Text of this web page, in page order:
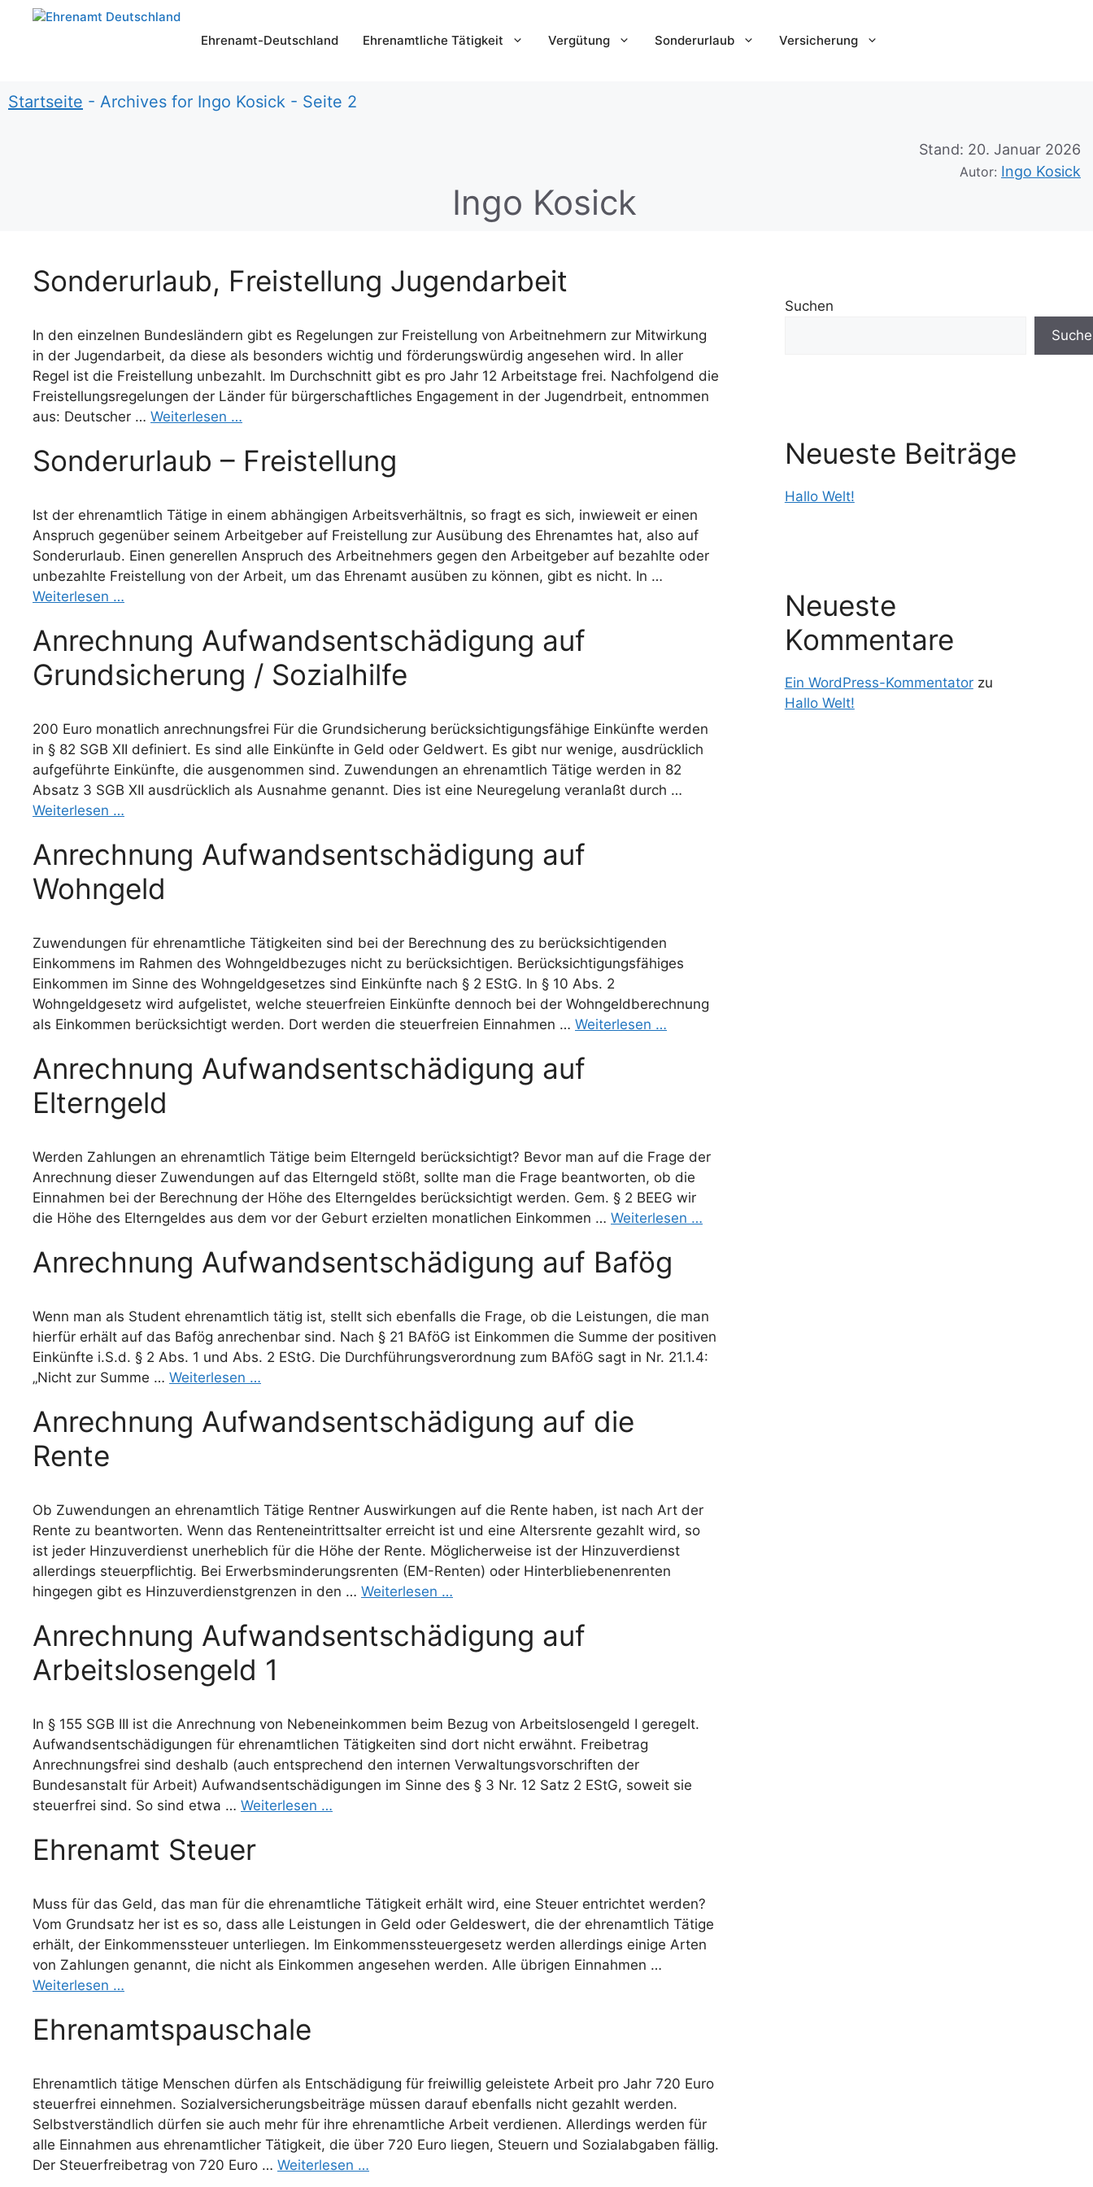
Ehrenamt-Deutschland Ehrenamtliche Tätigkeit Vergütung Sonderurlaub Versicherung
Startseite - Archives for Ingo Kosick - Seite 2
Stand: 20. Januar 2026
Autor: Ingo Kosick
Ingo Kosick
Sonderurlaub, Freistellung Jugendarbeit
In den einzelnen Bundesländern gibt es Regelungen zur Freistellung von Arbeitnehmern zur Mitwirkung
in der Jugendarbeit, da diese als besonders wichtig und förderungswürdig angesehen wird. In aller
Regel ist die Freistellung unbezahlt. Im Durchschnitt gibt es pro Jahr 12 Arbeitstage frei. Nachfolgend die
Freistellungsregelungen der Länder für bürgerschaftliches Engagement in der Jugendrbeit, entnommen
aus: Deutscher … Weiterlesen …
Sonderurlaub – Freistellung
Ist der ehrenamtlich Tätige in einem abhängigen Arbeitsverhältnis, so fragt es sich, inwieweit er einen
Anspruch gegenüber seinem Arbeitgeber auf Freistellung zur Ausübung des Ehrenamtes hat, also auf
Sonderurlaub. Einen generellen Anspruch des Arbeitnehmers gegen den Arbeitgeber auf bezahlte oder
unbezahlte Freistellung von der Arbeit, um das Ehrenamt ausüben zu können, gibt es nicht. In …
Weiterlesen …
Anrechnung Aufwandsentschädigung auf
Grundsicherung / Sozialhilfe
200 Euro monatlich anrechnungsfrei Für die Grundsicherung berücksichtigungsfähige Einkünfte werden
in § 82 SGB XII definiert. Es sind alle Einkünfte in Geld oder Geldwert. Es gibt nur wenige, ausdrücklich
aufgeführte Einkünfte, die ausgenommen sind. Zuwendungen an ehrenamtlich Tätige werden in 82
Absatz 3 SGB XII ausdrücklich als Ausnahme genannt. Dies ist eine Neuregelung veranlaßt durch …
Weiterlesen …
Anrechnung Aufwandsentschädigung auf
Wohngeld
Zuwendungen für ehrenamtliche Tätigkeiten sind bei der Berechnung des zu berücksichtigenden
Einkommens im Rahmen des Wohngeldbezuges nicht zu berücksichtigen. Berücksichtigungsfähiges
Einkommen im Sinne des Wohngeldgesetzes sind Einkünfte nach § 2 EStG. In § 10 Abs. 2
Wohngeldgesetz wird aufgelistet, welche steuerfreien Einkünfte dennoch bei der Wohngeldberechnung
als Einkommen berücksichtigt werden. Dort werden die steuerfreien Einnahmen … Weiterlesen …
Anrechnung Aufwandsentschädigung auf
Elterngeld
Werden Zahlungen an ehrenamtlich Tätige beim Elterngeld berücksichtigt? Bevor man auf die Frage der
Anrechnung dieser Zuwendungen auf das Elterngeld stößt, sollte man die Frage beantworten, ob die
Einnahmen bei der Berechnung der Höhe des Elterngeldes berücksichtigt werden. Gem. § 2 BEEG wir
die Höhe des Elterngeldes aus dem vor der Geburt erzielten monatlichen Einkommen … Weiterlesen …
Anrechnung Aufwandsentschädigung auf Bafög
Wenn man als Student ehrenamtlich tätig ist, stellt sich ebenfalls die Frage, ob die Leistungen, die man
hierfür erhält auf das Bafög anrechenbar sind. Nach § 21 BAföG ist Einkommen die Summe der positiven
Einkünfte i.S.d. § 2 Abs. 1 und Abs. 2 EStG. Die Durchführungsverordnung zum BAföG sagt in Nr. 21.1.4:
„Nicht zur Summe … Weiterlesen …
Anrechnung Aufwandsentschädigung auf die
Rente
Ob Zuwendungen an ehrenamtlich Tätige Rentner Auswirkungen auf die Rente haben, ist nach Art der
Rente zu beantworten. Wenn das Renteneintrittsalter erreicht ist und eine Altersrente gezahlt wird, so
ist jeder Hinzuverdienst unerheblich für die Höhe der Rente. Möglicherweise ist der Hinzuverdienst
allerdings steuerpflichtig. Bei Erwerbsminderungsrenten (EM-Renten) oder Hinterbliebenenrenten
hingegen gibt es Hinzuverdienstgrenzen in den … Weiterlesen …
Anrechnung Aufwandsentschädigung auf
Arbeitslosengeld 1
In § 155 SGB III ist die Anrechnung von Nebeneinkommen beim Bezug von Arbeitslosengeld I geregelt.
Aufwandsentschädigungen für ehrenamtlichen Tätigkeiten sind dort nicht erwähnt. Freibetrag
Anrechnungsfrei sind deshalb (auch entsprechend den internen Verwaltungsvorschriften der
Bundesanstalt für Arbeit) Aufwandsentschädigungen im Sinne des § 3 Nr. 12 Satz 2 EStG, soweit sie
steuerfrei sind. So sind etwa … Weiterlesen …
Ehrenamt Steuer
Muss für das Geld, das man für die ehrenamtliche Tätigkeit erhält wird, eine Steuer entrichtet werden?
Vom Grundsatz her ist es so, dass alle Leistungen in Geld oder Geldeswert, die der ehrenamtlich Tätige
erhält, der Einkommenssteuer unterliegen. Im Einkommenssteuergesetz werden allerdings einige Arten
von Zahlungen genannt, die nicht als Einkommen angesehen werden. Alle übrigen Einnahmen …
Weiterlesen …
Ehrenamtspauschale
Ehrenamtlich tätige Menschen dürfen als Entschädigung für freiwillig geleistete Arbeit pro Jahr 720 Euro
steuerfrei einnehmen. Sozialversicherungsbeiträge müssen darauf ebenfalls nicht gezahlt werden.
Selbstverständlich dürfen sie auch mehr für ihre ehrenamtliche Arbeit verdienen. Allerdings werden für
alle Einnahmen aus ehrenamtlicher Tätigkeit, die über 720 Euro liegen, Steuern und Sozialabgaben fällig.
Der Steuerfreibetrag von 720 Euro … Weiterlesen …
Suchen
Neueste Beiträge
Hallo Welt!
Neueste
Kommentare
Ein WordPress-Kommentatorzu
Hallo Welt!